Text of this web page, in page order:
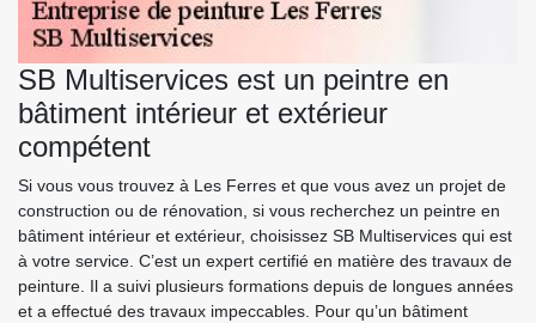
SB Multiservices est un peintre en
bâtiment intérieur et extérieur
compétent
Si vous vous trouvez à Les Ferres et que vous avez un projet de
construction ou de rénovation, si vous recherchez un peintre en
bâtiment intérieur et extérieur, choisissez SB Multiservices qui est
à votre service. C’est un expert certifié en matière des travaux de
peinture. Il a suivi plusieurs formations depuis de longues années
et a effectué des travaux impeccables. Pour qu’un bâtiment